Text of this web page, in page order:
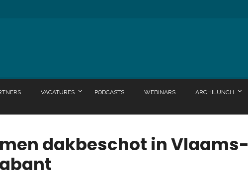
VACATURES PODCASTS WEBINARS ARCHILUNCH
dakbeschot in Vlaams-